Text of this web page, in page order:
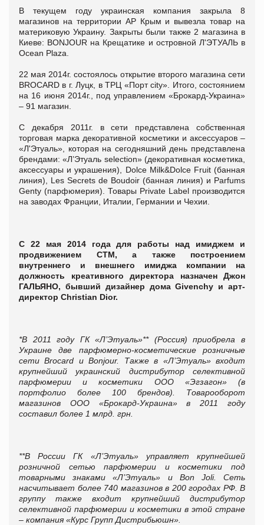
В текущем году украинская компания закрыла 8
магазинов на территории АР Крым и вывезла товар на
материковую Украину. Закрыты были также 2 магазина в
Киеве: BONJOUR на Крещатике и островной Л'ЭТУАЛЬ в
Ocean Plaza.
22 мая 2014г. состоялось открытие второго магазина сети
BROCARD в г. Луцк, в ТРЦ «Порт city». Итого, состоянием
на 16 июня 2014г., под управлением «Брокард-Украина»
– 91 магазин.
С декабря 2011г. в сети представлена собственная
торговая марка декоративной косметики и аксессуаров –
«Л'Этуаль», которая на сегодняшний день представлена
брендами: «Л’Этуаль selection» (декоративная косметика,
аксессуары и украшения), Dolce Milk&Dolce Fruit (банная
линия), Les Secrets de Boudoir (банная линия) и Parfums
Genty (парфюмерия). Товары Private Label производится
на заводах Франции, Италии, Германии и Чехии.
С 22 мая 2014 года для работы над имиджем и
продвижением СТМ, а также построением
внутреннего и внешнего имиджа компании на
должность креативного директора назначен Джон
ГАЛЬЯНО, бывший дизайнер дома Givenchy и арт-
директор Christian Dior.
*В 2011 году ГК «Л’Этуаль»** (Россия) приобрела в
Украине две парфюмерно-косметические розничные
сети Brocard и Bonjour. Также в «Л’Этуаль» входит
крупнейший украинский дистрибутор селективной
парфюмерии и косметики ООО «Эгзагон» (в
портфолио более 100 брендов). Товарооборот
магазинов ООО «Брокард-Украина» в 2011 году
составил более 1 млрд. грн.
**В России ГК «Л’Этуаль» управляет крупнейшей
розничной сетью парфюмерии и косметики под
товарными знаками «Л’Этуаль» и Bon Joli. Сеть
насчитывает более 740 магазинов в 200 городах РФ. В
группу также входит крупнейший дистрибутор
селективной парфюмерии и косметики в этой стране
– компания «Курс Групп Дистрибьюшн».